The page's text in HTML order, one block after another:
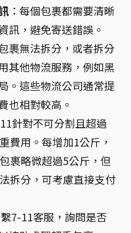
：每個包裹都需要清晰
訊，避免寄送錯誤。
裹無法拆分，或者拆分
其他物流服務，例如黑
。這些物流公司通常提
也相對較高。
11針對不可分割且超過
費用。每增加1公斤，
裹略微超過5公斤，但
拆分，可考慮直接支付
7-11客服，詢問是否